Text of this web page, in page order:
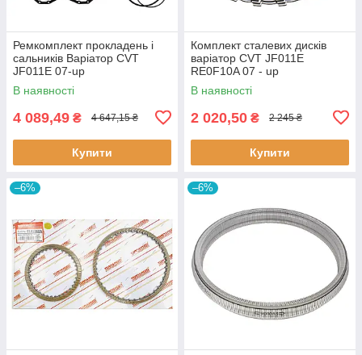
Ремкомплект прокладень і
сальників Варіатор CVT
JF011E 07-up
В наявності
4 089,49 ₴ 4 647,15 ₴
Купити
Комплект сталевих дисків
варіатор CVT JF011E
RE0F10A 07 - up
В наявності
2 020,50 ₴ 2 245 ₴
Купити
–6% –6%